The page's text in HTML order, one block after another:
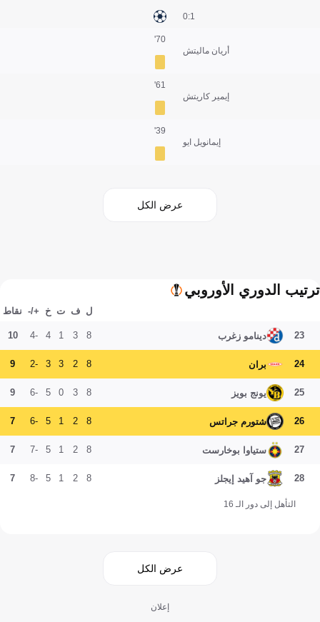
1:0
أريان ماليتش
70'
إيمير كاريتش
61'
إيمانويل ايو
39'
عرض الكل
ترتيب الدوري الأوروبي
ل ف ت خ +/- نقاط
23 دينامو زغرب 8
3
1
4
-4
10
24 بران 8
2
3
3
-2
9
25 يونج بويز 8
3
0
5
-6
9
26 شتورم جراتس 8
2
1
5
-6
7
27 ستياوا بوخارست 8
2
1
5
-7
7
28 جو آهيد إيجلز 8
2
1
5
-8
7
التأهل إلى دور الـ 16
عرض الكل
إعلان